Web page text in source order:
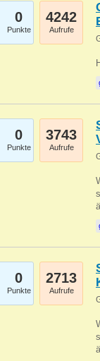
0
Punkte
4242
Aufrufe
0
Punkte
3743
Aufrufe
0
Punkte
2713
Aufrufe